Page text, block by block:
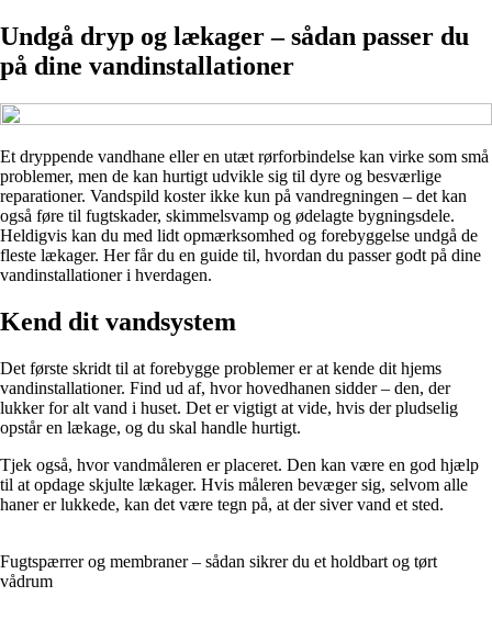
Undgå dryp og lækager – sådan passer du
på dine vandinstallationer
Et dryppende vandhane eller en utæt rørforbindelse kan virke som små
problemer, men de kan hurtigt udvikle sig til dyre og besværlige
reparationer. Vandspild koster ikke kun på vandregningen – det kan
også føre til fugtskader, skimmelsvamp og ødelagte bygningsdele.
Heldigvis kan du med lidt opmærksomhed og forebyggelse undgå de
fleste lækager. Her får du en guide til, hvordan du passer godt på dine
vandinstallationer i hverdagen.
Kend dit vandsystem
Det første skridt til at forebygge problemer er at kende dit hjems
vandinstallationer. Find ud af, hvor hovedhanen sidder – den, der
lukker for alt vand i huset. Det er vigtigt at vide, hvis der pludselig
opstår en lækage, og du skal handle hurtigt.
Tjek også, hvor vandmåleren er placeret. Den kan være en god hjælp
til at opdage skjulte lækager. Hvis måleren bevæger sig, selvom alle
haner er lukkede, kan det være tegn på, at der siver vand et sted.
Fugtspærrer og membraner – sådan sikrer du et holdbart og tørt
vådrum